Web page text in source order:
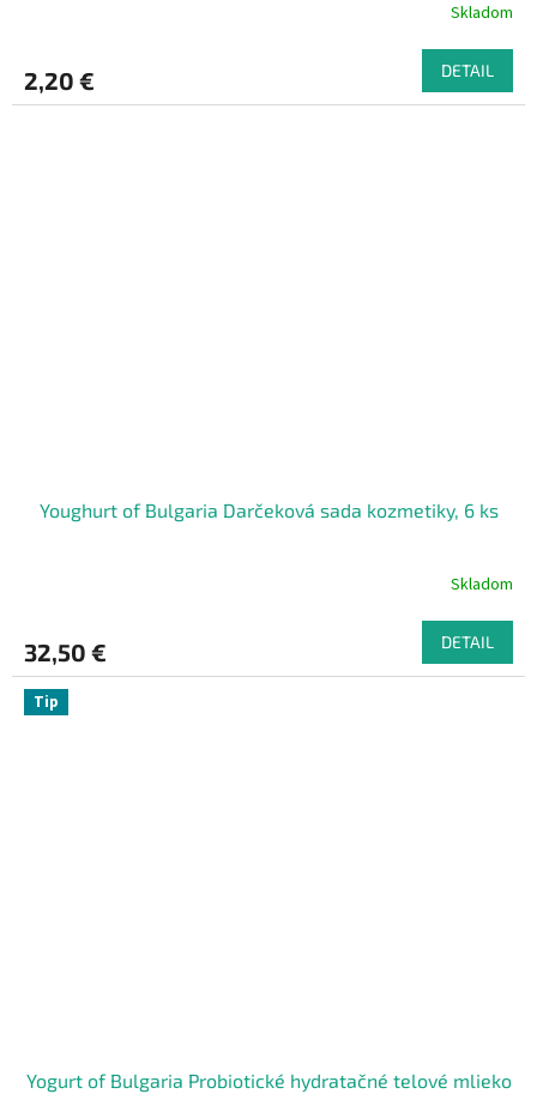
Skladom
2,20 € DETAIL
Youghurt of Bulgaria Darčeková sada kozmetiky, 6 ks
Skladom
32,50 € DETAIL
Tip
Yogurt of Bulgaria Probiotické hydratačné telové mlieko